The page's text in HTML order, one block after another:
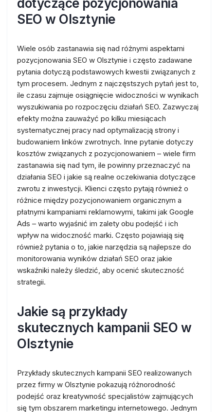
dotyczące pozycjonowania
SEO w Olsztynie
Wiele osób zastanawia się nad różnymi aspektami
pozycjonowania SEO w Olsztynie i często zadawane
pytania dotyczą podstawowych kwestii związanych z
tym procesem. Jednym z najczęstszych pytań jest to,
ile czasu zajmuje osiągnięcie widoczności w wynikach
wyszukiwania po rozpoczęciu działań SEO. Zazwyczaj
efekty można zauważyć po kilku miesiącach
systematycznej pracy nad optymalizacją strony i
budowaniem linków zwrotnych. Inne pytanie dotyczy
kosztów związanych z pozycjonowaniem – wiele firm
zastanawia się nad tym, ile powinny przeznaczyć na
działania SEO i jakie są realne oczekiwania dotyczące
zwrotu z inwestycji. Klienci często pytają również o
różnice między pozycjonowaniem organicznym a
płatnymi kampaniami reklamowymi, takimi jak Google
Ads – warto wyjaśnić im zalety obu podejść i ich
wpływ na widoczność marki. Często pojawiają się
również pytania o to, jakie narzędzia są najlepsze do
monitorowania wyników działań SEO oraz jakie
wskaźniki należy śledzić, aby ocenić skuteczność
strategii.
Jakie są przykłady
skutecznych kampanii SEO w
Olsztynie
Przykłady skutecznych kampanii SEO realizowanych
przez firmy w Olsztynie pokazują różnorodność
podejść oraz kreatywność specjalistów zajmujących
się tym obszarem marketingu internetowego. Jednym